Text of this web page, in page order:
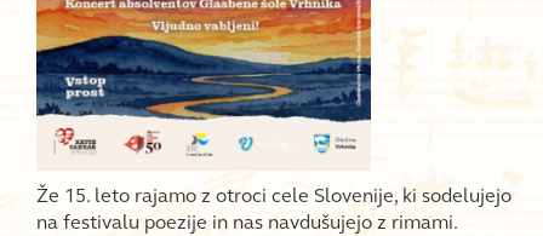
Že 15. leto rajamo z otroci cele Slovenije, ki sodelujejo
na festivalu poezije in nas navdušujejo z rimami.